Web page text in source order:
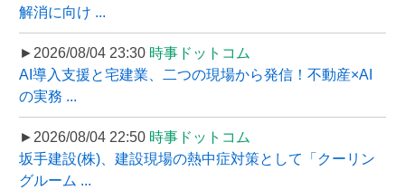
解消に向け ...
►2026/08/04 23:30 時事ドットコム
AI導入支援と宅建業、二つの現場から発信！不動産×AI
の実務 ...
►2026/08/04 22:50 時事ドットコム
坂手建設(株)、建設現場の熱中症対策として「クーリン
グルーム ...